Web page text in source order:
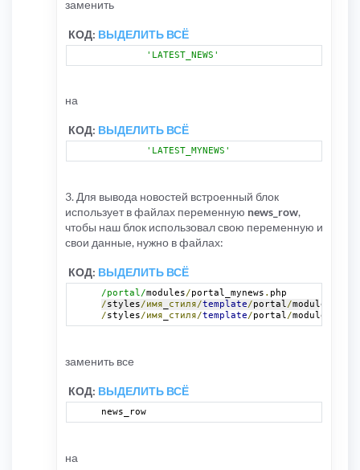
заменить
КОД: ВЫДЕЛИТЬ ВСЁ
'LATEST_NEWS'
на
КОД: ВЫДЕЛИТЬ ВСЁ
'LATEST_MYNEWS'
3. Для вывода новостей встроенный блок
использует в файлах переменную news_row,
чтобы наш блок использовал свою переменную и
свои данные, нужно в файлах:
КОД: ВЫДЕЛИТЬ ВСЁ
/portal/modules/portal_mynews . php
/styles/имя стиля/template/portal/modules
/styles/имя стиля/template/portal/modules
заменить все
КОД: ВЫДЕЛИТЬ ВСЁ
news_row
на